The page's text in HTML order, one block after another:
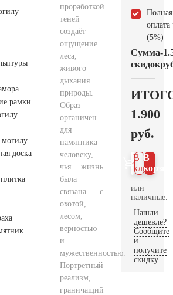
рамки
доска
проработкой
теней
создаёт
ощущение
леса,
живого
дыхания
природы.
Образ
органичен
для
памятника
человеку,
чья жизнь
была
связана с
охотой,
лесом,
верностью
и
мужественностью.
Портретный
реализм,
граничащий
Полная
оплата
(5%)
Сумма
скидок
-
1.900
руб.
В
В 1
клик
или
наличные.
Нашли
дешевле?
Сообщите
и
получите
скидку.